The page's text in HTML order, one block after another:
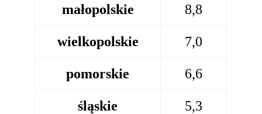
małopolskie 8,8
wielkopolskie 7,0
pomorskie 6,6
śląskie
5,3